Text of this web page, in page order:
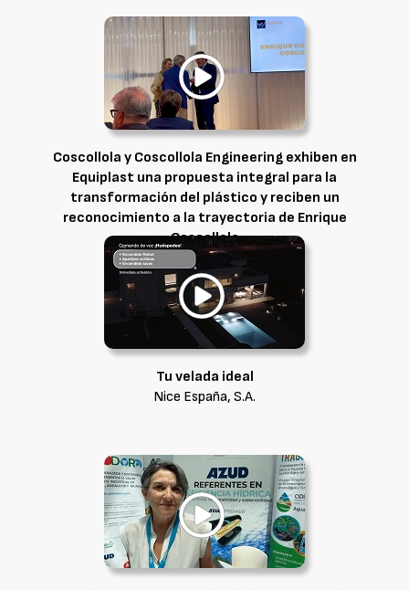
Coscollola y Coscollola Engineering exhiben en
Equiplast una propuesta integral para la
transformación del plástico y reciben un
reconocimiento a la trayectoria de Enrique
Coscollola
Coscollola Cial, S.L.
Tu velada ideal
Nice España, S.A.